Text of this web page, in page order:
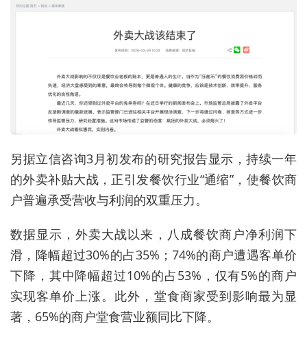
另据立信咨询3月初发布的研究报告显示，持续一年
的外卖补贴大战，正引发餐饮行业“通缩”，使餐饮商
户普遍承受营收与利润的双重压力。
数据显示，外卖大战以来，八成餐饮商户净利润下
滑，降幅超过30%的占35%；74%的商户遭遇客单价
下降，其中降幅超过10%的占53%，仅有5%的商户
实现客单价上涨。此外，堂食商家受到影响最为显
著，65%的商户堂食营业额同比下降。